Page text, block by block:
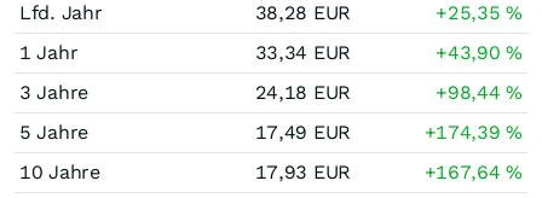
Lfd. Jahr
38,28 EUR +25,35%
1 Jahr
33,34 EUR +43,90%
3 Jahre
24,18 EUR +98,44%
5 Jahre
17,49 EUR +174,39%
10 Jahre
17,93 EUR +167,64%